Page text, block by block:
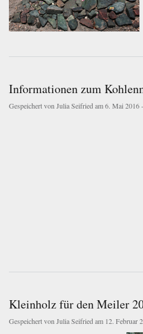
Informationen zum
Gespeichert von Julia Seifried am 6. Mai 2016
Kleinholz für den Meiler
Gespeichert von Julia Seifried am 12. Februar